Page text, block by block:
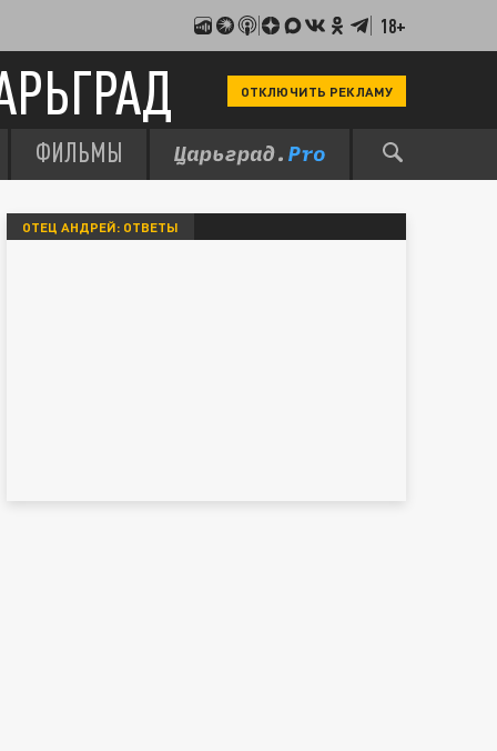
18+
ОТКЛЮЧИТЬ РЕКЛАМУ
ФИЛЬМЫ
ОТЕЦ АНДРЕЙ: ОТВЕТЫ